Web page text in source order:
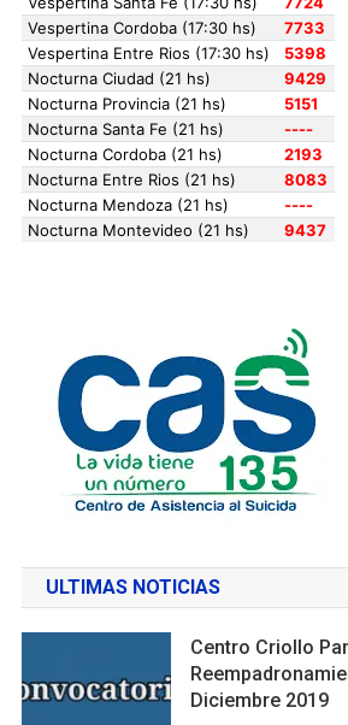
ULTIMAS NOTICIAS
Centro Criollo
Diciembre 2019